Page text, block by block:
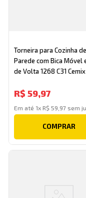
Torneira para Cozinha de
Parede com Bica Móvel
de Volta 1268 C31 Cemix
R$ 59,97
Em até 1xR$ 59 97 sem
COMPRAR